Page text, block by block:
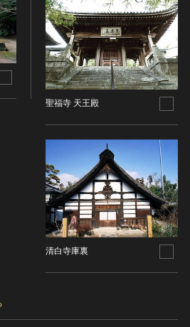
聖福寺 天王殿
清白寺庫裏